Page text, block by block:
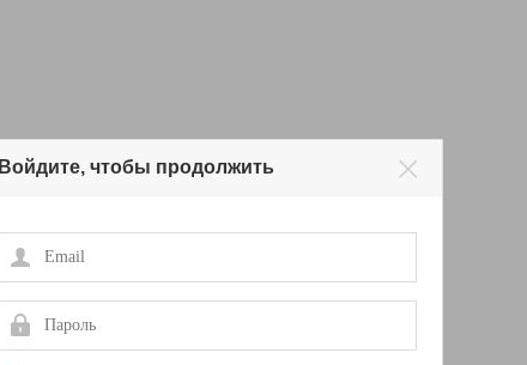
Войдите, чтобы продолжить
Email
Пароль